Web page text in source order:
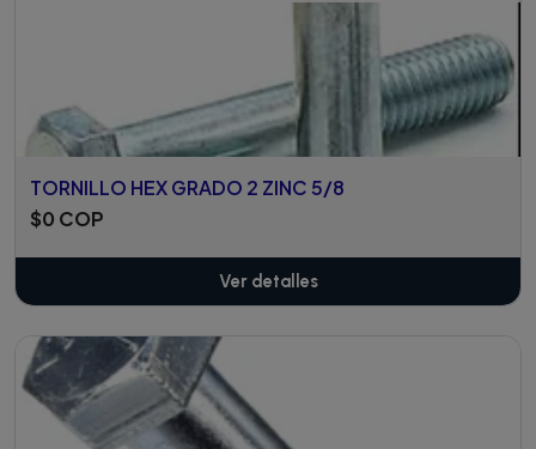
TORNILLO HEX GRADO 2 ZINC 5/8
$0 COP
Ver detalles